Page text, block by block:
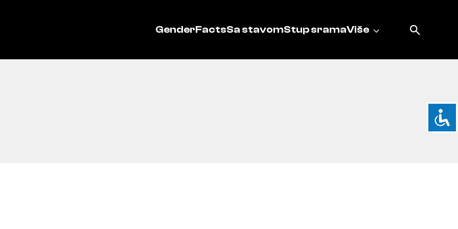
GenderFactsSa stavomStup sramaViše